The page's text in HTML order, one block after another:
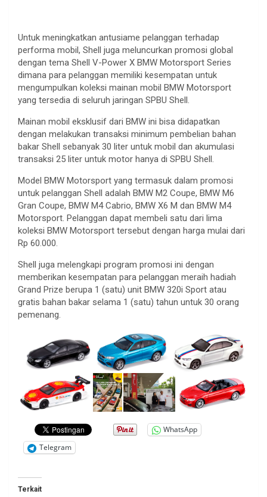
Untuk meningkatkan antusiame pelanggan terhadap
performa mobil, Shell juga meluncurkan promosi global
dengan tema Shell V-Power X BMW Motorsport Series
dimana para pelanggan memiliki kesempatan untuk
mengumpulkan koleksi mainan mobil BMW Motorsport
yang tersedia di seluruh jaringan SPBU Shell.
Mainan mobil eksklusif dari BMW ini bisa didapatkan
dengan melakukan transaksi minimum pembelian bahan
bakar Shell sebanyak 30 liter untuk mobil dan akumulasi
transaksi 25 liter untuk motor hanya di SPBU Shell.
Model BMW Motorsport yang termasuk dalam promosi
untuk pelanggan Shell adalah BMW M2 Coupe, BMW M6
Gran Coupe, BMW M4 Cabrio, BMW X6 M dan BMW M4
Motorsport. Pelanggan dapat membeli satu dari lima
koleksi BMW Motorsport tersebut dengan harga mulai dari
Rp 60.000.
Shell juga melengkapi program promosi ini dengan
memberikan kesempatan para pelanggan meraih hadiah
Grand Prize berupa 1 (satu) unit BMW 320i Sport atau
gratis bahan bakar selama 1 (satu) tahun untuk 30 orang
pemenang.
WhatsApp
Telegram
Terkait